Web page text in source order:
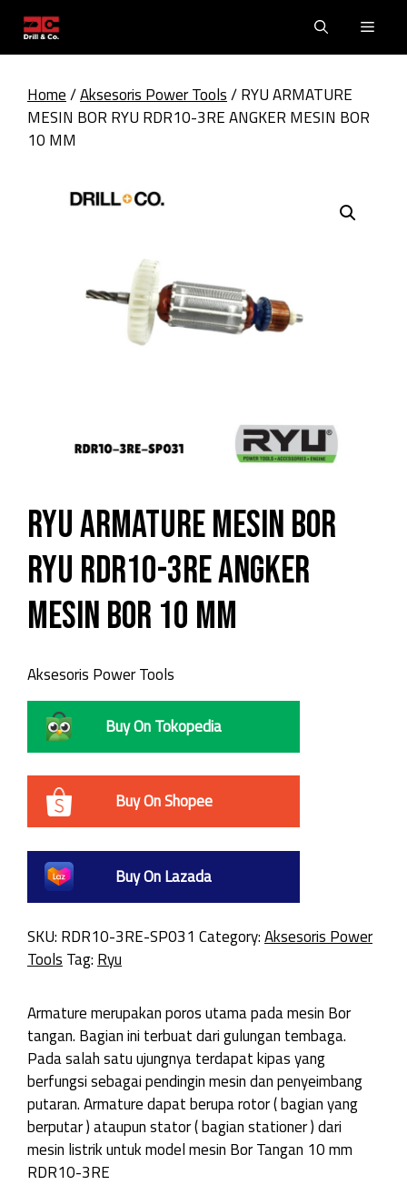
content
Home/Aksesoris Power Tools/ RYU ARMATURE
MESIN BOR RYU RDR10-3RE ANGKER MESIN BOR
10 MM
RYU ARMATURE MESIN BOR
RYU RDR10-3RE ANGKER
MESIN BOR 10 MM
Aksesoris Power Tools
Buy On Tokopedia
Buy On Shopee
Buy On Lazada
SKU: RDR10-3RE-SP031 Category:Aksesoris Power
Tools Tag: Ryu
Armature merupakan poros utama pada mesin Bor
tangan. Bagian ini terbuat dari gulungan tembaga.
Pada salah satu ujungnya terdapat kipas yang
berfungsi sebagai pendingin mesin dan penyeimbang
putaran. Armature dapat berupa rotor ( bagian yang
berputar ) ataupun stator ( bagian stationer ) dari
mesin listrik untuk model mesin Bor Tangan 10 mm
RDR10-3RE